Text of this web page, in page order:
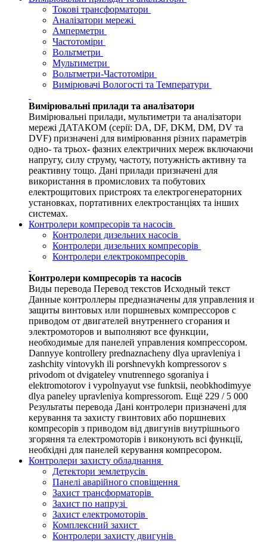
Токові трансформатори
Аналізатори мережі
Амперметри
Частотоміри
Вольтметри
Мультиметри
Вольтметри-Частотоміри
Вимірювачі Вологості та Температури
Вимірювальні прилади та аналізатори
Вимірювальні прилади, мультиметри та аналізатори
мережі ДАТАКОМ (серії: DA, DF, DKM, DM, DV та
DVF) призначені для вимірювання різних параметрів
одно- та трьох- фазних електричних мереж включаючи
напругу, силу струму, частоту, потужність активну та
реактивну тощо. Дані прилади призначені для
використання в промислових та побутових
електрощитових пристроях та електрогенераторних
установках, портативних електростанціях та інших
системах.
Контролери компресорів та насосів
Контролери дизельних насосів
Контролери дизельних компресорів
Контролери електрокомпресорів
Контролери компресорів та насосів
Виды перевода Перевод текстов Исходный текст
Данные контроллеры предназначены для управления и
защиты винтовых или поршневых компрессоров с
приводом от двигателей внутреннего сгорания и
электромоторов и выполняют все функции,
необходимые для панелей управления компрессором.
Dannyye kontrollery prednaznacheny dlya upravleniya i
zashchity vintovykh ili porshnevykh kompressorov s
privodom ot dvigateley vnutrennego sgoraniya i
elektromotorov i vypolnyayut vse funktsii, neobkhodimyye
dlya paneley upravleniya kompressorom. Ещё 229 / 5 000
Результаты перевода Дані контролери призначені для
керування та захисту гвинтових або поршневих
компресорів з приводом від двигунів внутрішнього
згоряння та електромоторів і виконують всі функції,
необхідні для панелей керування компресором.
Контролери захисту обладнання
Детектори землетрусів
Панелі аварійного сповіщення
Захист трансформаторів
Захист по напрузі
Захист електромоторів
Комплексний захист
Контролери захисту двигунів